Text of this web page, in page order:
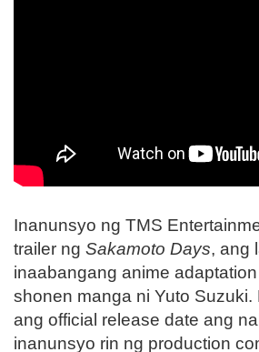
Inanunsyo ng TMS
trailer ng Sakamoto Days, ang
inaabangang anime
shonen manga ni Yuto Suzuki.
ang official release date ang
inanunsyo rin ng production